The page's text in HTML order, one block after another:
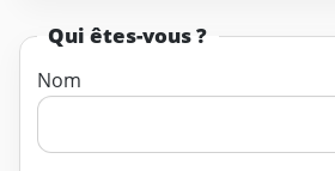
Qui êtes-vous ?
Nom